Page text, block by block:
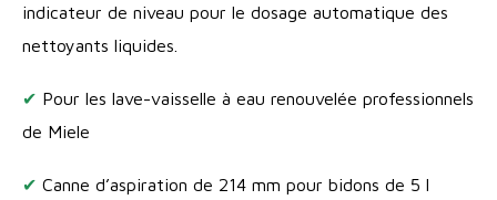
indicateur de niveau pour le dosage automatique des
nettoyants liquides.
✔ Pour les lave-vaisselle à eau renouvelée professionnels
de Miele
✔ Canne d’aspiration de 214 mm pour bidons de 5 l